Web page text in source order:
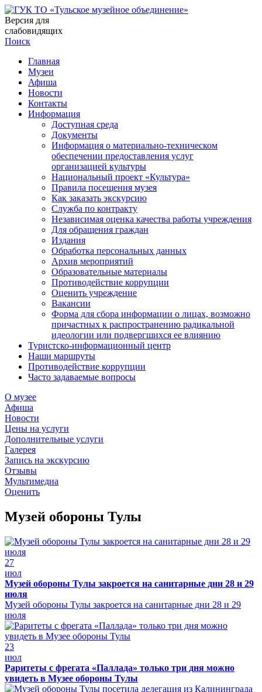
Версия для
слабовидящих
Поиск
Главная
Музеи
Афиша
Новости
Контакты
Информация
Доступная среда
Документы
Информация о материально-техническом
обеспечении предоставления услуг
организацией культуры
Национальный проект «Культура»
Правила посещения музея
Как заказать экскурсию
Служба по контракту
Независимая оценка качества работы учреждения
Для обращения граждан
Издания
Обработка персональных данных
Архив мероприятий
Образовательные материалы
Противодействие коррупции
Оценить учреждение
Вакансии
Форма для сбора информации о лицах, возможно
причастных к распространению радикальной
идеологии или подвергшихся ее влиянию
Туристско-информационный центр
Наши маршруты
Противодействие коррупции
Часто задаваемые вопросы
О музее
Афиша
Новости
Цены на услуги
Дополнительные услуги
Галерея
Запись на экскурсию
Отзывы
Мультимедиа
Оценить
Музей обороны Тулы
27
июл
Музей обороны Тулы закроется на санитарные дни 28 и 29
июля
Музей обороны Тулы закроется на санитарные дни 28 и 29
июля
23
июл
Раритеты с фрегата «Паллада» только три дня можно
увидеть в Музее обороны Тулы